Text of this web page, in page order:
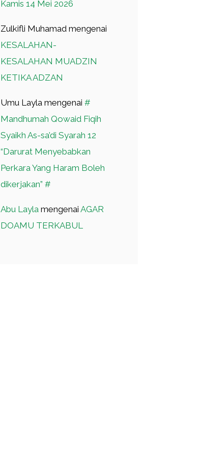
Kamis 14 Mei 2026
Zulkifli Muhamad mengenai
KESALAHAN-
KESALAHAN MUADZIN
KETIKA ADZAN
Umu Layla mengenai #
Mandhumah Qowaid Fiqih
Syaikh As-sa’di Syarah 12
“Darurat Menyebabkan
Perkara Yang Haram Boleh
dikerjakan” #
Abu Layla mengenai AGAR
DOAMU TERKABUL